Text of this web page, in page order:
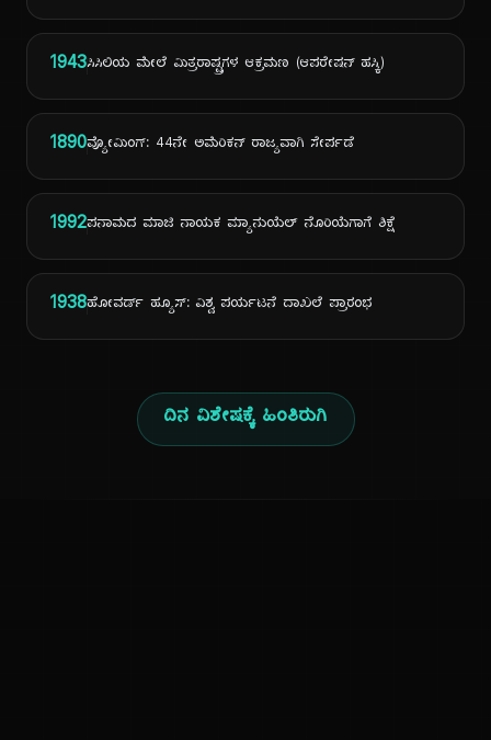
1943ಸಿಸಿಲಿಯ ಮೇಲೆ ಮಿತ್ರರಾಷ್ಟ್ರಗಳ ಆಕ್ರಮಣ (ಆಪರೇಷನ್ ಹಸ್ಕಿ)
1890ವ್ಯೋಮಿಂಗ್: 44ನೇ ಅಮೆರಿಕನ್ ರಾಜ್ಯವಾಗಿ ಸೇರ್ಪಡೆ
1992ಪನಾಮದ ಮಾಜಿ ನಾಯಕ ಮ್ಯಾನುಯೆಲ್ ನೊರಿಯೆಗಾಗೆ ಶಿಕ್ಷೆ
1938ಹೋವರ್ಡ್ ಹ್ಯೂಸ್: ವಿಶ್ವ ಪರ್ಯಟನೆ ದಾಖಲೆ ಪ್ರಾರಂಭ
ದಿನ ವಿಶೇಷಕ್ಕೆ ಹಿಂತಿರುಗಿ